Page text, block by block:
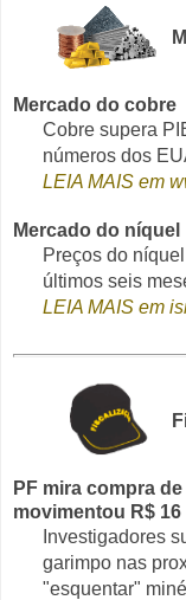
Mercado do cobre
Cobre supera
números dos
LEIA MAIS em
Mercado do níquel
Preços do
últimos seis
LEIA MAIS em
PF mira compra
movimentou R$
Investigadores
garimpo nas
"esquentar"